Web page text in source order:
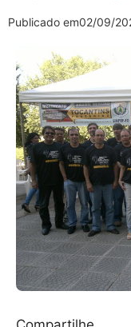
Publicado em02/09/